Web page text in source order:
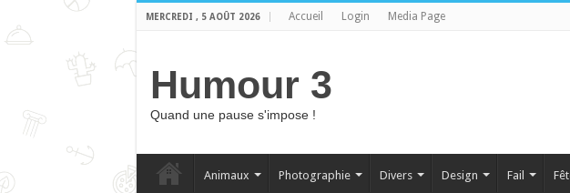
MERCREDI , 5 AOÛT 2026 Accueil Login Media Page
Humour 3
Quand une pause s'impose !
Animaux Photographie Divers Design Fail